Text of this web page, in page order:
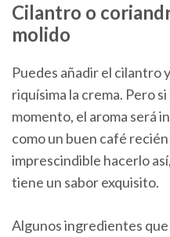
Cilantro o
molido
Puedes añadir el cilantro
riquísima la crema. Pero
momento, el aroma será
como un buen café
imprescindible hacerlo
tiene un sabor exquisito.
Algunos ingredientes